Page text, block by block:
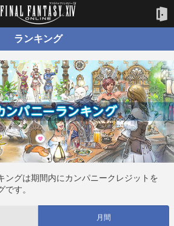
ランキング
ングは期間内にカンパニークレジットを
す。
月間